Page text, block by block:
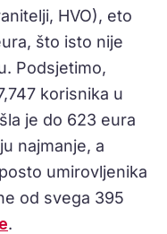
HVO), eto
što isto nije
Podsjetimo,
korisnika u
je do 623 eura
najmanje, a
umirovljenika
od svega 395
.